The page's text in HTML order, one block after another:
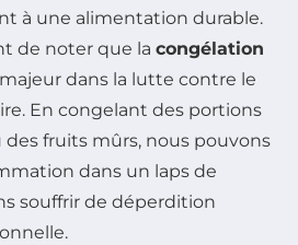
à une alimentation durable.
de noter que la congélation
dans la lutte contre le
En congelant des portions
des fruits mûrs, nous pouvons
dans un laps de
souffrir de déperdition